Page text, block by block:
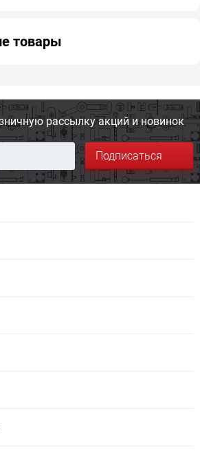
товары
рассылку акций и новинок
Подписаться